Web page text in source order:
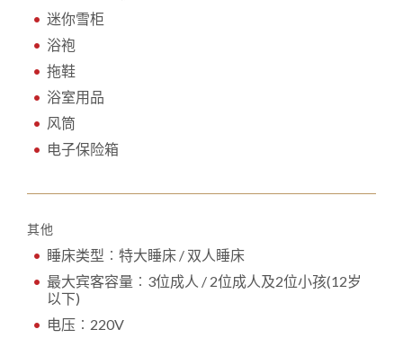
迷你雪柜
浴袍
拖鞋
浴室用品
风筒
电子保险箱
其他
睡床类型︰特大睡床 / 双人睡床
最大宾客容量︰3位成人 / 2位成人及2位小孩(12岁
以下)
电压︰220V